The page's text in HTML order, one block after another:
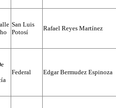
San Luis
Potosí
Rafael Reyes Martínez
Federal Edgar Bermudez Espinoza